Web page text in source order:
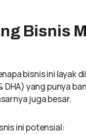
Bisnis
bisnis ini layak
DHA) yang punya
juga besar.
ini potensial: